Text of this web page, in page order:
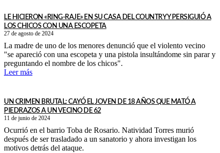
LE HICIERON «RING-RAJE» EN SU CASA DEL COUNTRY Y PERSIGUIÓ A
LOS CHICOS CON UNA ESCOPETA
27 de agosto de 2024
La madre de uno de los menores denunció que el violento vecino
"se apareció con una escopeta y una pistola insultándome sin parar y
preguntando el nombre de los chicos".
Leer más
UN CRIMEN BRUTAL: CAYÓ EL JOVEN DE 18 AÑOS QUE MATÓ A
PIEDRAZOS A UN VECINO DE 62
11 de junio de 2024
Ocurrió en el barrio Toba de Rosario. Natividad Torres murió
después de ser trasladado a un sanatorio y ahora investigan los
motivos detrás del ataque.